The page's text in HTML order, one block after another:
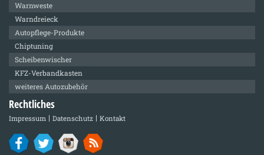
Warnweste
Warndreieck
Autopflege-Produkte
Chiptuning
Scheibenwischer
KFZ-Verbandkasten
weiteres Autozubehör
Rechtliches
Impressum Datenschutz Kontakt